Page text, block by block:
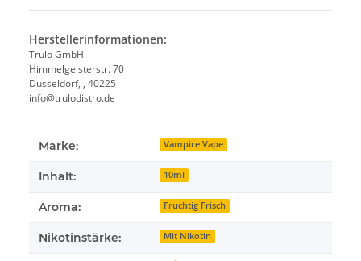
Herstellerinformationen:
Trulo GmbH
Himmelgeisterstr. 70
Düsseldorf, , 40225
info@trulodistro.de
Marke: Vampire Vape
Inhalt: 10ml
Aroma: Fruchtig Frisch
Nikotinstärke: Mit Nikotin